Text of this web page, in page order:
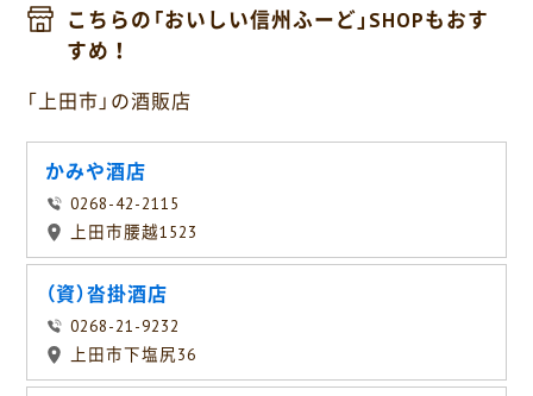
こちらの「おいしい信州ふーど」SHOPもおす
すめ！
「上田市」の酒販店
かみや酒店
0268-42-2115
上田市腰越1523
（資）沓掛酒店
0268-21-9232
上田市下塩尻36